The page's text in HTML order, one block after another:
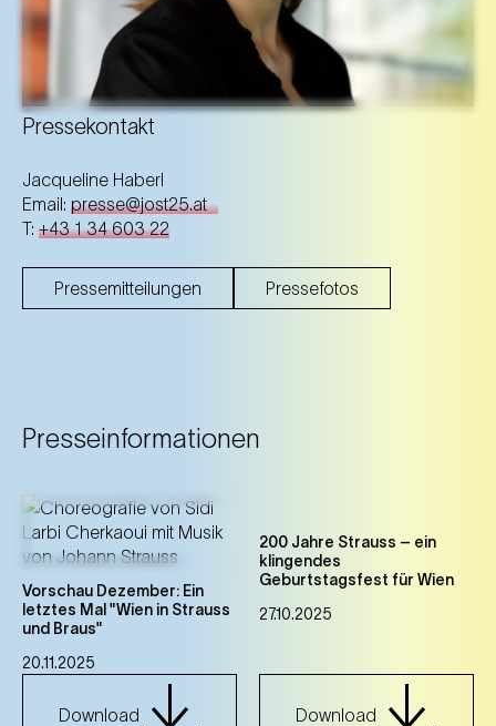
Pressekontakt
Jacqueline Haberl
Email: presse@jost25.at
T: +43 1 34 603 22
Pressemitteilungen Pressefotos
Presseinformationen
Vorschau Dezember: Ein
letztes Mal "Wien in Strauss
und Braus"
20.11.2025
Download
200 Jahre Strauss – ein
klingendes
Geburtstagsfest für Wien
27.10.2025
Download